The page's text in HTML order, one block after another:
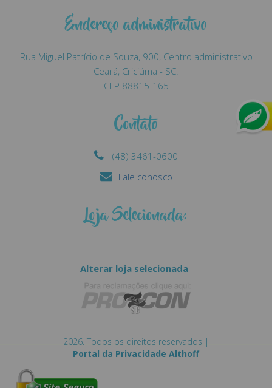
Endereço administrativo
Rua Miguel Patrício de Souza, 900, Centro administrativo
Ceará, Criciúma - SC.
CEP 88815-165
Contato
(48) 3461-0600
Fale conosco
Loja Selecionada:
Alterar loja selecionada
2026. Todos os direitos reservados |
Portal da Privacidade Althoff